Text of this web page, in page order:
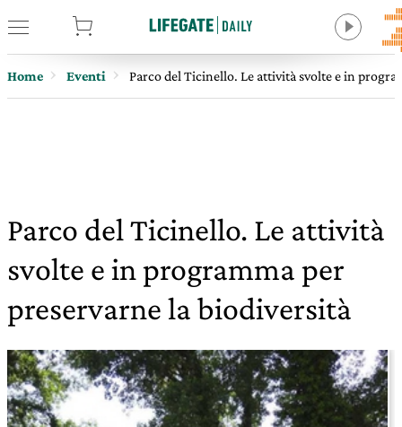
Home Eventi Parco del Ticinello. Le attività svolte e in
Parco del Ticinello. Le attività
svolte e in programma per
preservarne la biodiversità